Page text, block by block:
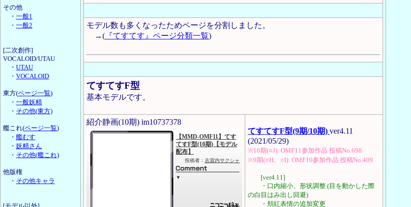
その他
・ 一般1
・ 一般2
[二次創作]
VOCALOID/UTAU
・ UTAU
・ VOCALOID
東方(ページ一覧)
・ 一般妖精
・ その他(東方)
艦これ(ページ一覧)
・ 艦むす
・ 妖精さん
・ その他(艦これ)
他版権
・ その他キャラ
モデル数も多くなったためページを分割しました。
→( 『てすてす』ページ分類一覧)
てすてすF型
基本モデルです。
紹介静画(10期) im10737378
てすてすF型(9期/10期) ver4.11
(2021/05/29)
※10期(○J): OMF11参加作品 投稿No.698
※9期(○H、○I): OMF10参加作品 投稿No.409
[ver4.11]
・口内縮小、形状調整 (目を動かした際
の白目はみ出し回避)
・頬紅表情の追加変更